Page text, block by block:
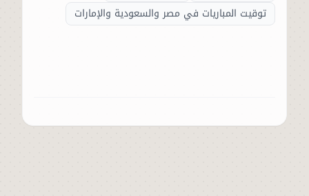
توقيت المباريات في مصر والسعودية والإمارات